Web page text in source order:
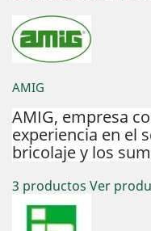
AMIG
AMIG, empresa
experiencia en el
bricolaje y los
3 productos Ver